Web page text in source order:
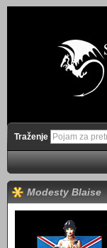
Traženje
Modesty Blaise